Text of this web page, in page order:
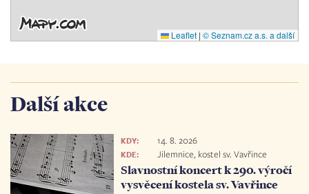
Leaflet | © Seznam.cz a.s. a další
Další akce
KDY: 14. 8. 2026
KDE: Jilemnice, kostel sv. Vavřince
Slavnostní koncert k 290. výročí
vysvěcení kostela sv. Vavřince